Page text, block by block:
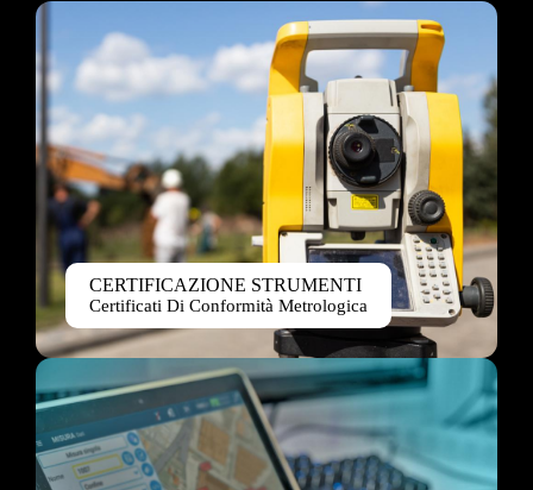
CERTIFICAZIONE STRUMENTI
Certificati Di Conformità Metrologica